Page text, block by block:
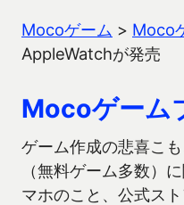
Mocoゲーム > Moco
AppleWatchが発売
Mocoゲーム
ゲーム作成の悲喜こ
（無料ゲーム多数）
マホのこと、公式ス